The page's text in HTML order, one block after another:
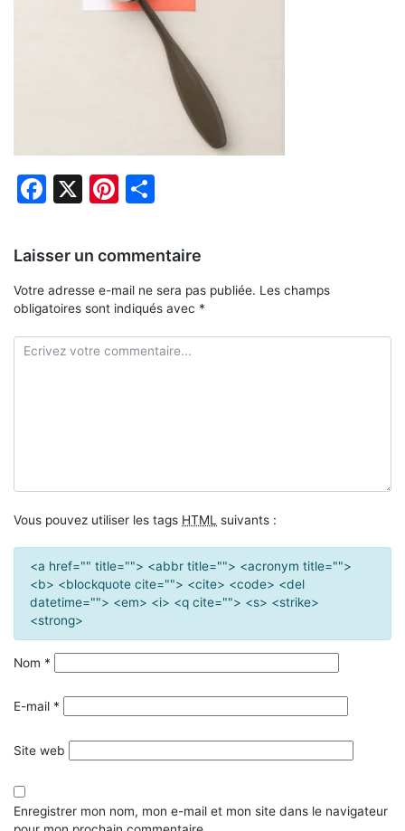
Facebook
X Pinterest
Laisser un commentaire
Votre adresse e-mail ne sera pas publiée. Les champs
obligatoires sont indiqués avec *
Vous pouvez utiliser les tags HTML suivants :
<a href="" title=""> <abbr title=""> <acronym title="">
<b> <blockquote cite=""> <cite> <code> <del
datetime=""> <em> <i> <q cite=""> <s> <strike>
<strong>
Nom *
E-mail *
Site web
Enregistrer mon nom, mon e-mail et mon site dans le navigateur